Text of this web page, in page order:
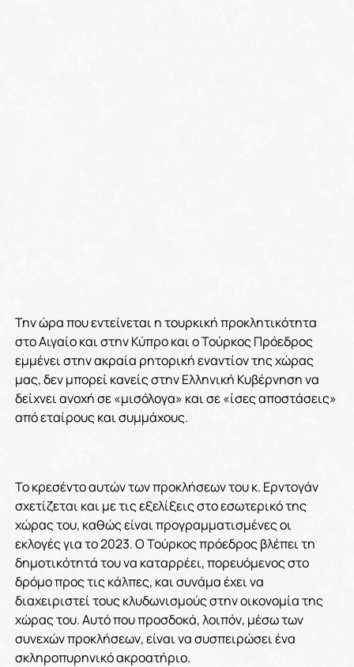
Την ώρα που εντείνεται η τουρκική προκλητικότητα
στο Αιγαίο και στην Κύπρο και ο Τούρκος Πρόεδρος
εμμένει στην ακραία ρητορική εναντίον της χώρας
μας, δεν μπορεί κανείς στην Ελληνική Κυβέρνηση να
δείχνει ανοχή σε «μισόλογα» και σε «ίσες αποστάσεις»
από εταίρους και συμμάχους.
Το κρεσέντο αυτών των προκλήσεων του κ. Ερντογάν
σχετίζεται και με τις εξελίξεις στο εσωτερικό της
χώρας του, καθώς είναι προγραμματισμένες οι
εκλογές για το 2023. Ο Τούρκος πρόεδρος βλέπει τη
δημοτικότητά του να καταρρέει, πορευόμενος στο
δρόμο προς τις κάλπες, και συνάμα έχει να
διαχειριστεί τους κλυδωνισμούς στην οικονομία της
χώρας του. Αυτό που προσδοκά, λοιπόν, μέσω των
συνεχών προκλήσεων, είναι να συσπειρώσει ένα
σκληροπυρηνικό ακροατήριο.